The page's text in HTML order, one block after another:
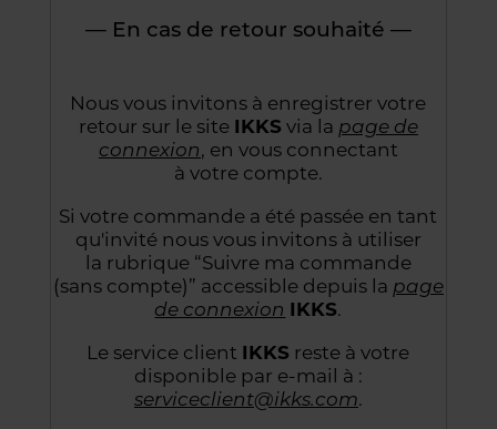
— En cas de retour souhaité —
Nous vous invitons à enregistrer votre
retour sur le site IKKS via la page de
connexion, en vous connectant
à votre compte.
Si votre commande a été passée en tant
qu'invité nous vous invitons à utiliser
la rubrique “Suivre ma commande
(sans compte)” accessible depuis la page
de connexion IKKS.
Le service client IKKS reste à votre
disponible par e-mail à :
serviceclient@ikks.com.